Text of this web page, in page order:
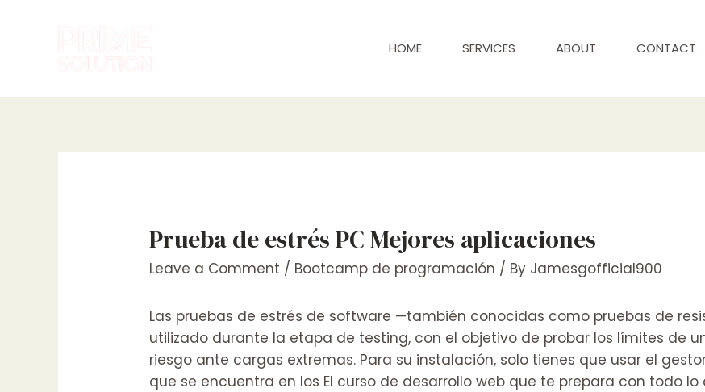
HOME SERVICES ABOUT CONTACT
Prueba de estrés PC Mejores aplicaciones
Leave a Comment / Bootcamp de programación / By Jamesgofficial900
Las pruebas de estrés de software —también conocidas como pruebas de
utilizado durante la etapa de testing, con el objetivo de probar los límites de
riesgo ante cargas extremas. Para su instalación, solo tienes que usar el
que se encuentra en los El curso de desarrollo web que te prepara con todo